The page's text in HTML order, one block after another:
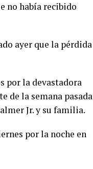
no había recibido
ayer que la pérdida
por la devastadora
de la semana pasada
Jr. y su familia.
por la noche en